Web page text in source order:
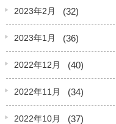
2023年2月 (32)
2023年1月 (36)
2022年12月 (40)
2022年11月 (34)
2022年10月 (37)